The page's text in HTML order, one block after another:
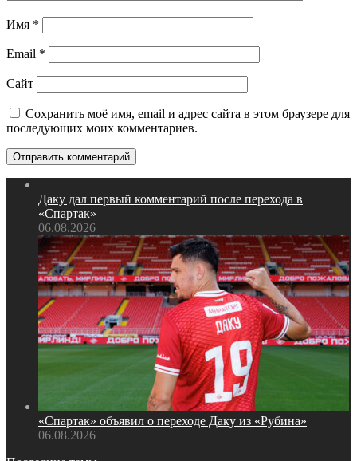
Имя *
Email *
Сайт
Сохранить моё имя, email и адрес сайта в этом браузере для
последующих моих комментариев.
Даку дал первый комментарий после перехода в
«Спартак»
06.08.2026
«Спартак» объявил о переходе Даку из «Рубина»
06.08.2026